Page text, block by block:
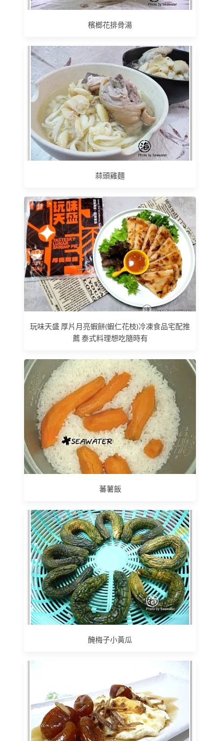
檳榔花排骨湯
蒜頭雞麵
玩味天盛 厚片月亮蝦餅(蝦仁花枝)冷凍食品宅配推
薦 泰式料理想吃隨時有
蕃薯飯
醃梅子小黃瓜